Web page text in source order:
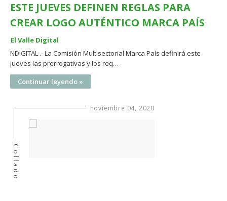
ESTE JUEVES DEFINEN REGLAS PARA
CREAR LOGO AUTÉNTICO MARCA PAÍS
El Valle Digital
NDIGITAL .- La Comisión Multisectorial Marca País definirá este
jueves las prerrogativas y los req…
Continuar leyendo »
noviembre 04, 2020
Collado